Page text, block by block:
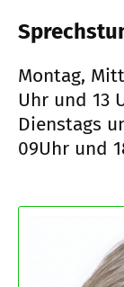
Montag,
Uhr und 13
Dienstags
09Uhr und